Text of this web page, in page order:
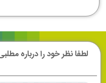
لطفا نظر خود را درباره